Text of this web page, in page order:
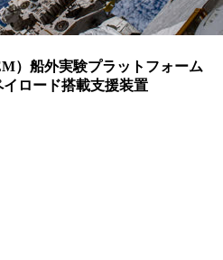
）船外実験プラットフォーム
イロード搭載支援装置